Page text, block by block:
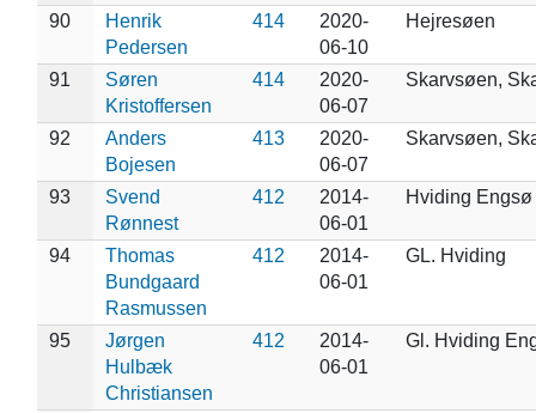
90
Henrik
Pedersen
414
2020-
06-10
Hejresøen
91
Søren
Kristoffersen
414
2020-
06-07
Skarvsøen,
92
Anders
Bojesen
413
2020-
06-07
Skarvsøen,
93
Svend
Rønnest
412
2014-
06-01
Hviding Engsø
94
Thomas
Bundgaard
Rasmussen
412
2014-
06-01
GL. Hviding
95
Jørgen
Hulbæk
Christiansen
412
2014-
06-01
Gl. Hviding